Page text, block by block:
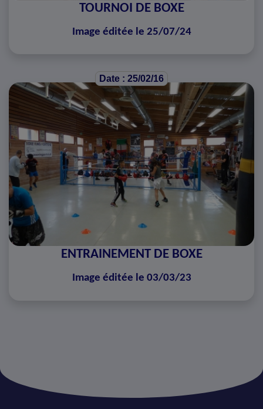
TOURNOI DE BOXE
Image éditée le 25/07/24
Date : 25/02/16
ENTRAINEMENT DE BOXE
Image éditée le 03/03/23